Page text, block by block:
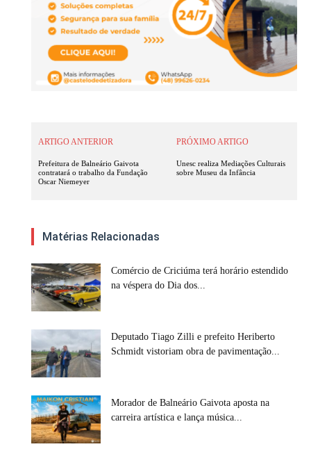
ARTIGO ANTERIOR
Prefeitura de Balneário Gaivota
contratará o trabalho da Fundação
Oscar Niemeyer
PRÓXIMO ARTIGO
Unesc realiza Mediações Culturais
sobre Museu da Infância
Matérias Relacionadas
Comércio de Criciúma terá horário estendido
na véspera do Dia dos...
Deputado Tiago Zilli e prefeito Heriberto
Schmidt vistoriam obra de pavimentação...
Morador de Balneário Gaivota aposta na
carreira artística e lança música...